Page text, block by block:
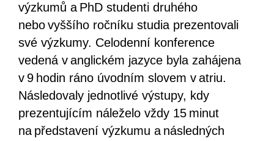
výzkumů a PhD studenti druhého
nebo vyššího ročníku studia prezentovali
své výzkumy. Celodenní konference
vedená v anglickém jazyce byla zahájena
v 9 hodin ráno úvodním slovem v atriu.
Následovaly jednotlivé výstupy, kdy
prezentujícím náleželo vždy 15 minut
na představení výzkumu a následných